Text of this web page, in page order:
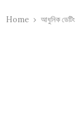
Home আধুনিক ডেটিং